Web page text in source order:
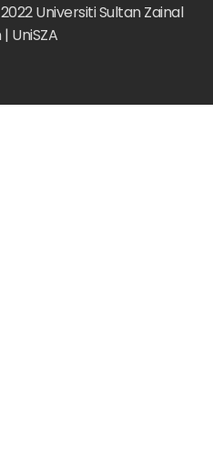
Universiti Sultan Zainal
UniSZA